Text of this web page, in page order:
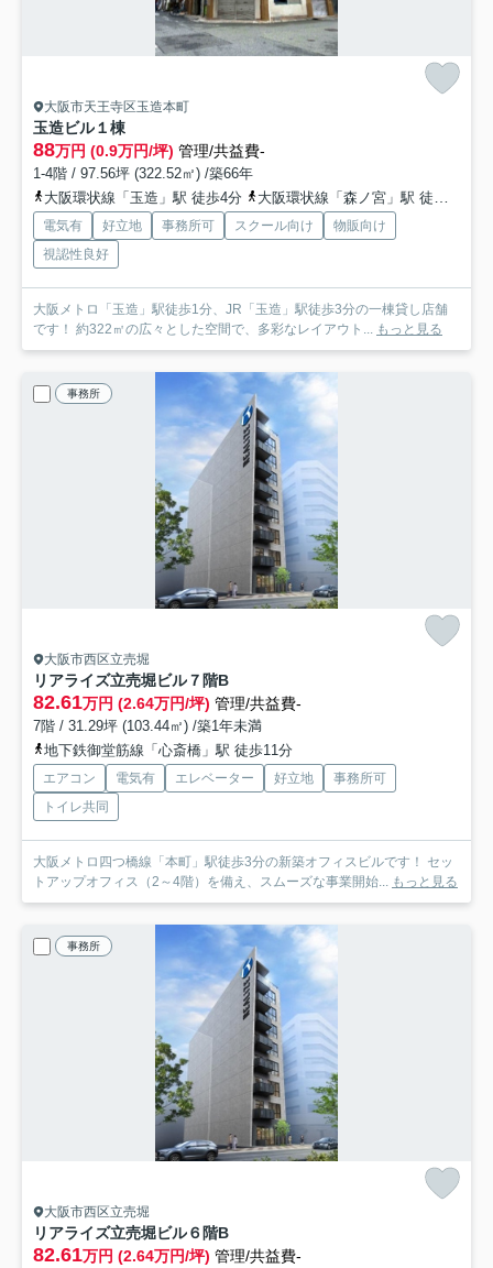
大阪市天王寺区玉造本町
玉造ビル１棟
88万円 (0.9万円/坪) 管理/共益費-
1-4階 / 97.56坪 (322.52㎡) /築66年
大阪環状線「玉造」駅 徒歩4分
大阪環状線「森ノ宮」駅 徒歩11分
電気有 好立地 事務所可 スクール向け
物販向け
視認性良好
大阪メトロ「玉造」駅徒歩1分、JR「玉造」駅徒歩3分の一棟貸し店舗
です！ 約322㎡の広々とした空間で、多彩なレイアウト...
もっと見る
事務所
大阪市西区立売堀
リアライズ立売堀ビル７階B
82.61万円 (2.64万円/坪) 管理/共益費-
7階 / 31.29坪 (103.44㎡) /築1年未満
地下鉄御堂筋線「心斎橋」駅 徒歩11分
エアコン 電気有 エレベーター 好立地
事務所可
トイレ共同
大阪メトロ四つ橋線「本町」駅徒歩3分の新築オフィスビルです！ セッ
トアップオフィス（2～4階）を備え、スムーズな事業開始...
もっと見る
事務所
大阪市西区立売堀
リアライズ立売堀ビル６階B
82.61万円 (2.64万円/坪) 管理/共益費-